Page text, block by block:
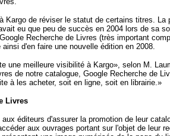
Kargo de réviser le statut de certains titres. La
eu que peu de succès en 2004 lors de sa
Recherche de Livres (très important
d'en faire une nouvelle édition en 2008.
une meilleure visibilité à Kargo», selon M.
de notre catalogue, Google Recherche de
à les acheter, soit en ligne, soit en librairie.»
Livres
éditeurs d'assurer la promotion de leur
aux ouvrages portant sur l'objet de